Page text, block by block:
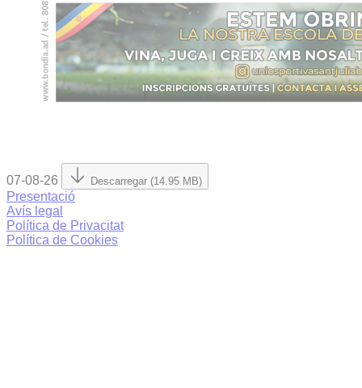
07-08-26 Descarregar (14.95 MB)
Presentació
Avís legal
Política de Privacitat
Política de Cookies